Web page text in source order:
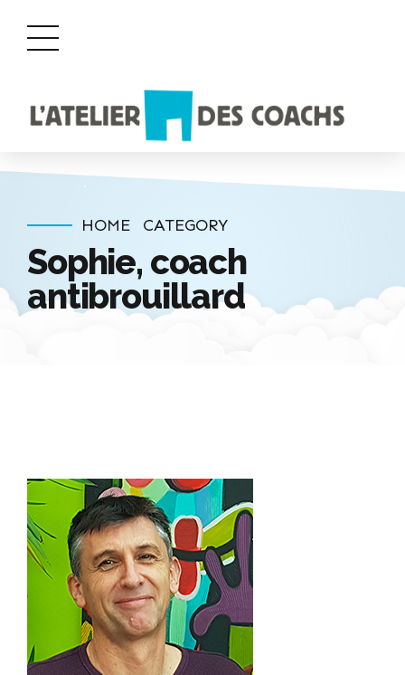
HOME CATEGORY
Sophie, coach
antibrouillard